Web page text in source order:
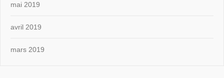
mai 2019
avril 2019
mars 2019